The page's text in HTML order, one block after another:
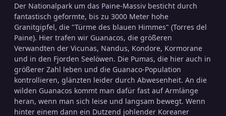
Der Nationalpark um das Paine-Massiv besticht durch
fantastisch geformte, bis zu 3000 Meter hohe
Granitgipfel, die "Türme des blauen Himmes" (Torres del
Paine). Hier trafen wir Guanacos, die größeren
Verwandten der Vicunas, Nandus, Kondore, Kormorane
und in den Fjorden Seelöwen. Die Pumas, die hier auch in
größerer Zahl leben und die Guanaco-Population
kontrollieren, glänzten leider durch Abwesenheit. An die
wilden Guanacos kommt man dafür fast auf Armlänge
heran, wenn man sich leise und langsam bewegt. Wenn
hinter einem dann ein Dutzend johlender Koreaner